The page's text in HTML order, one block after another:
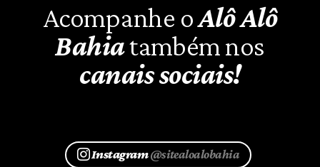
Acompanhe oAlô Alô
Bahiatambém nos
canais sociais!
Instagram@sitealoalobahia